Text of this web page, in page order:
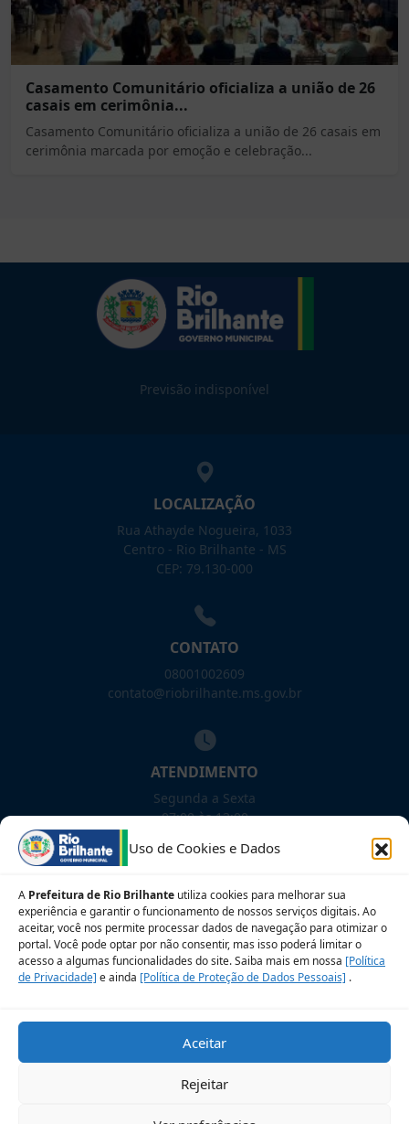
Uso de Cookies e Dados
A Prefeitura de Rio Brilhante utiliza cookies para melhorar sua
experiência e garantir o funcionamento de nossos serviços digitais. Ao
aceitar, você nos permite processar dados de navegação para otimizar o
portal. Você pode optar por não consentir, mas isso poderá limitar o
acesso a algumas funcionalidades do site. Saiba mais em nossa [Política
de Privacidade] e ainda [Política de Proteção de Dados Pessoais] .
Aceitar
Rejeitar
Casamento Comunitário oficializa a união de 26
casais em cerimônia...
Casamento Comunitário oficializa a união de 26 casais em
cerimônia marcada por emoção e celebração...
Previsão indisponível
LOCALIZAÇÃO
Rua Athayde Nogueira, 1033
Centro - Rio Brilhante - MS
CEP: 79.130-000
CONTATO
08001002609
contato@riobrilhante.ms.gov.br
ATENDIMENTO
Segunda a Sexta
07:00 às 13:00
NOSSAS REDES!
Siga para novidades
Sobre a LGPD
Perguntas frequentes
Avalie nosso site